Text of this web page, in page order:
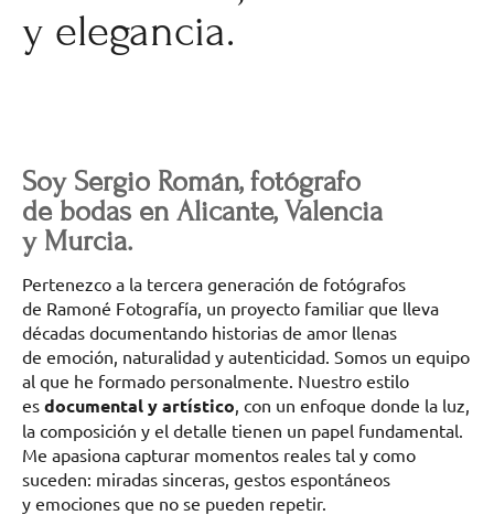
y elegancia.
Soy Sergio Román, fotógrafo
de bodas en Alicante, Valencia
y Murcia.
Pertenezco a la tercera generación de fotógrafos
de Ramoné Fotografía, un proyecto familiar que lleva
décadas documentando historias de amor llenas
de emoción, naturalidad y autenticidad. Somos un equipo
al que he formado personalmente. Nuestro estilo
es documental y artístico , con un enfoque donde la luz,
la composición y el detalle tienen un papel fundamental.
Me apasiona capturar momentos reales tal y como
suceden: miradas sinceras, gestos espontáneos
y emociones que no se pueden repetir.